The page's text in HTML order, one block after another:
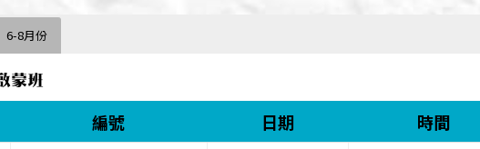
6-8月份
蒙班
編號 日期 時間